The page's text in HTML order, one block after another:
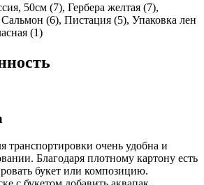
50см (7), Гербера желтая (7),
Сальмон (6), Пистация (5), Упаковка лен
(1)
транспортировки очень удобна и
Благодаря плотному картону есть
букет или композицию.